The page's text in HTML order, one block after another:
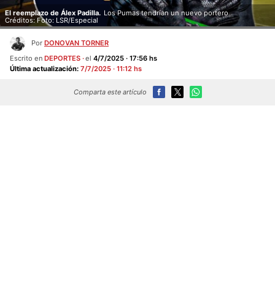
El reemplazo de Álex Padilla. Los Pumas tendrían un nuevo portero
Créditos: Foto: LSR/Especial
Por DONOVAN TORNER
Escrito en DEPORTES el 4/7/2025 · 17:56 hs
Última actualización: 7/7/2025 · 11:12 hs
Comparta este artículo